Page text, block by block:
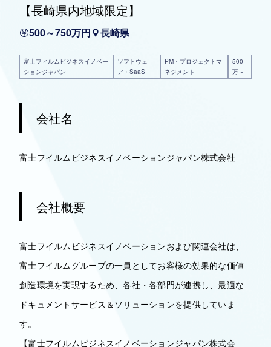
【長崎県内地域限定】
500～750万円 長崎県
富士フィルムビジネスイノベー
ションジャパン
ソフトウェ
ア・SaaS
PM・プロジェクトマ
ネジメント
500
万～
会社名
富士フイルムビジネスイノベーションジャパン株式会社
会社概要
富士フイルムビジネスイノベーションおよび関連会社は、
富士フイルムグループの一員としてお客様の効果的な価値
創造環境を実現するため、各社・各部門が連携し、最適な
ドキュメントサービス＆ソリューションを提供していま
す。
【富士フイルムビジネスイノベーションジャパン株式会